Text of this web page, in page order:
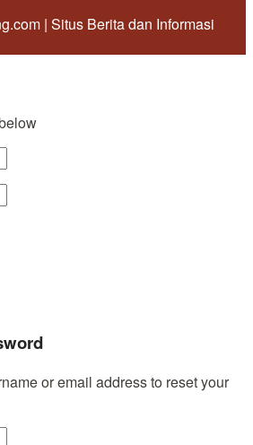
| Situs Berita dan Informasi
or email address to reset your